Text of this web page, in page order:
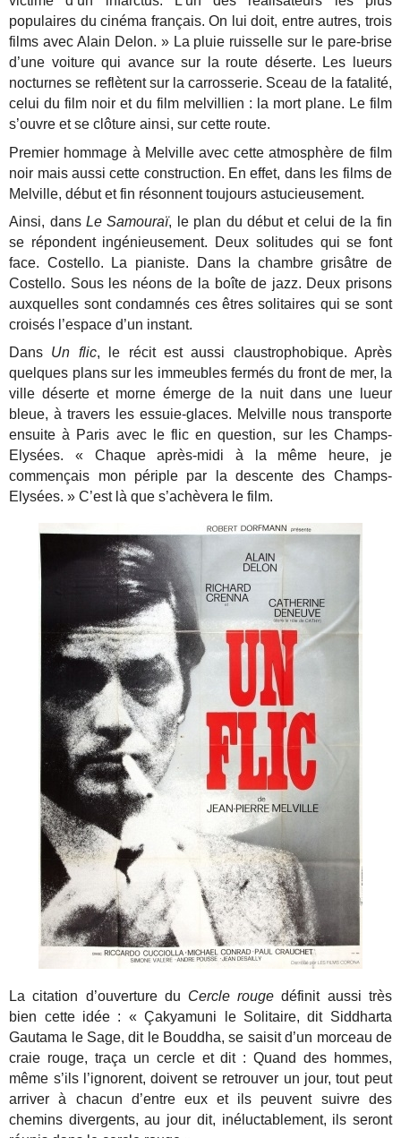
populaires du cinéma français. On lui doit, entre autres, trois
films avec Alain Delon. » La pluie ruisselle sur le pare-brise
d’une voiture qui avance sur la route déserte. Les lueurs
nocturnes se reflètent sur la carrosserie. Sceau de la fatalité,
celui du film noir et du film melvillien : la mort plane. Le film
s’ouvre et se clôture ainsi, sur cette route.
Premier hommage à Melville avec cette atmosphère de film
noir mais aussi cette construction. En effet, dans les films de
Melville, début et fin résonnent toujours astucieusement.
Ainsi, dans Le Samouraï, le plan du début et celui de la fin
se répondent ingénieusement. Deux solitudes qui se font
face. Costello. La pianiste. Dans la chambre grisâtre de
Costello. Sous les néons de la boîte de jazz. Deux prisons
auxquelles sont condamnés ces êtres solitaires qui se sont
croisés l’espace d’un instant.
Dans Un flic, le récit est aussi claustrophobique. Après
quelques plans sur les immeubles fermés du front de mer, la
ville déserte et morne émerge de la nuit dans une lueur
bleue, à travers les essuie-glaces. Melville nous transporte
ensuite à Paris avec le flic en question, sur les Champs-
Elysées. « Chaque après-midi à la même heure, je
commençais mon périple par la descente des Champs-
Elysées. » C’est là que s’achèvera le film.
La citation d’ouverture du Cercle rouge définit aussi très
bien cette idée : « Çakyamuni le Solitaire, dit Siddharta
Gautama le Sage, dit le Bouddha, se saisit d’un morceau de
craie rouge, traça un cercle et dit : Quand des hommes,
même s’ils l’ignorent, doivent se retrouver un jour, tout peut
arriver à chacun d’entre eux et ils peuvent suivre des
chemins divergents, au jour dit, inéluctablement, ils seront